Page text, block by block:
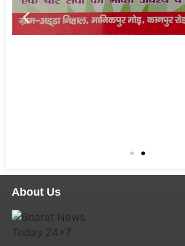
About Us